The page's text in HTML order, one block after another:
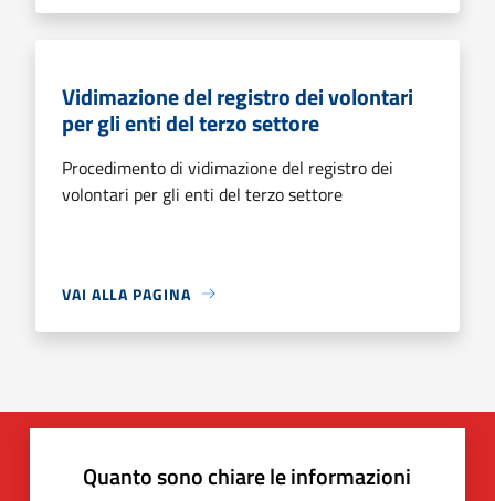
Vidimazione del registro dei volontari
per gli enti del terzo settore
Procedimento di vidimazione del registro dei
volontari per gli enti del terzo settore
VAI ALLA PAGINA
Quanto sono chiare le informazioni